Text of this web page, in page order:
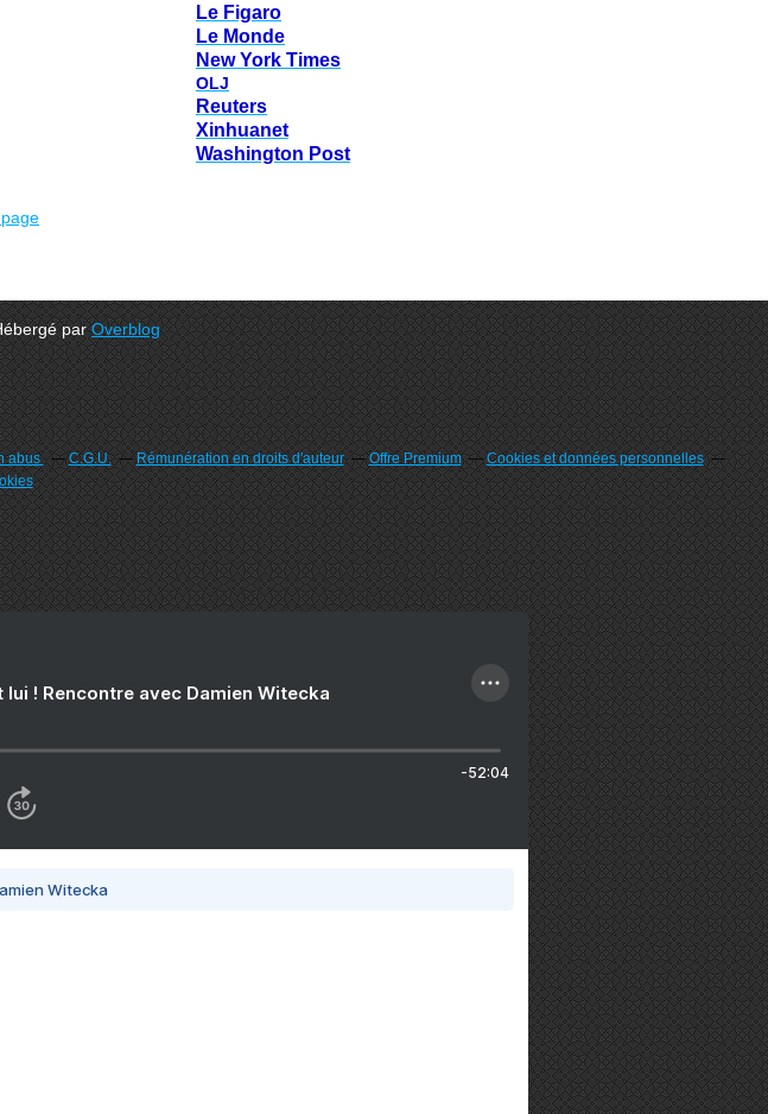
Le Figaro
Le Monde
New York Times
OLJ
Reuters
Xinhuanet
Washington Post
parOverblog
abus C.G.U. Rémunération en droits d'auteur Offre Premium
Cookies et données personnelles
! Rencontre avec Damien Witecka
-52:04
Witecka